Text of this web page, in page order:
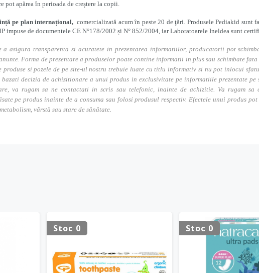
apărea în perioada de creștere la copii.
pe plan internațional, comercializată acum în peste 20 de ţări. Produsele Pediakid sunt
impuse de documentele CE N°178/2002 și N° 852/2004, iar Laboratoarele Ineldea sunt
asigura transparenta si acuratete in prezentarea informatiilor, producatorii pot
Forma de prezentare a produselor poate contine informatii in plus sau schimbate
produse si pozele de pe site-ul nostru trebuie luate cu titlu informativ si nu pot inlocui
bazati decizia de achizitionare a unui produs in exclusivitate pe informatiile prezentate
va rugam sa ne contactati in scris sau telefonic, inainte de achizitie. Va rugam sa
pe produs inainte de a consuma sau folosi produsul respectiv. Efectele unui produs
vârstă sau stare de sănătate.
Stoc 0 Stoc 0